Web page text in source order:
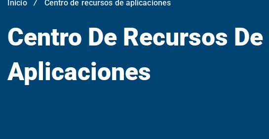
Inicio Centro de recursos de aplicaciones
Centro De Recursos De
Aplicaciones